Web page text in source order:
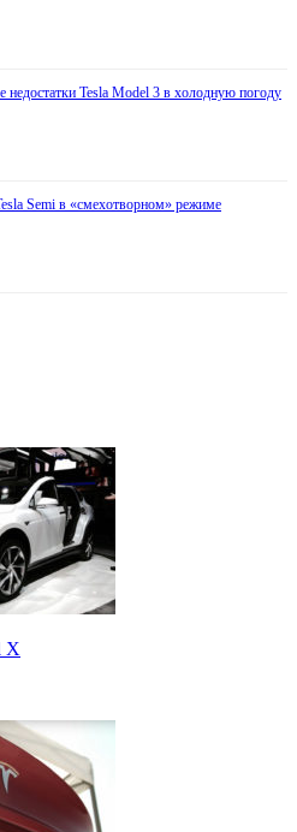
недостатки Tesla Model 3 в холодную погоду
Semi в «смехотворном» режиме
X